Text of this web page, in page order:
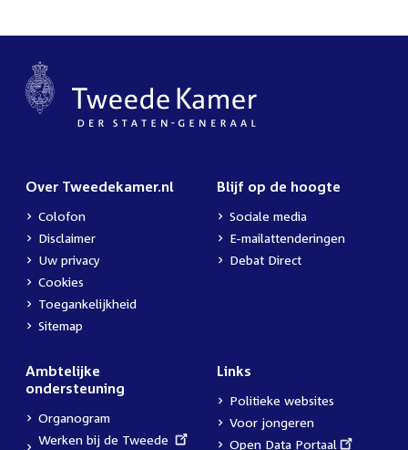
Over Tweedekamer.nl
Colofon
Disclaimer
Uw privacy
Cookies
Toegankelijkheid
Sitemap
Blijf op de hoogte
Sociale media
E-mailattenderingen
Debat Direct
Ambtelijke
ondersteuning
Organogram
External
Werken bij de Tweede
Links
Politieke websites
Voor jongeren
External
Open Data Portaal